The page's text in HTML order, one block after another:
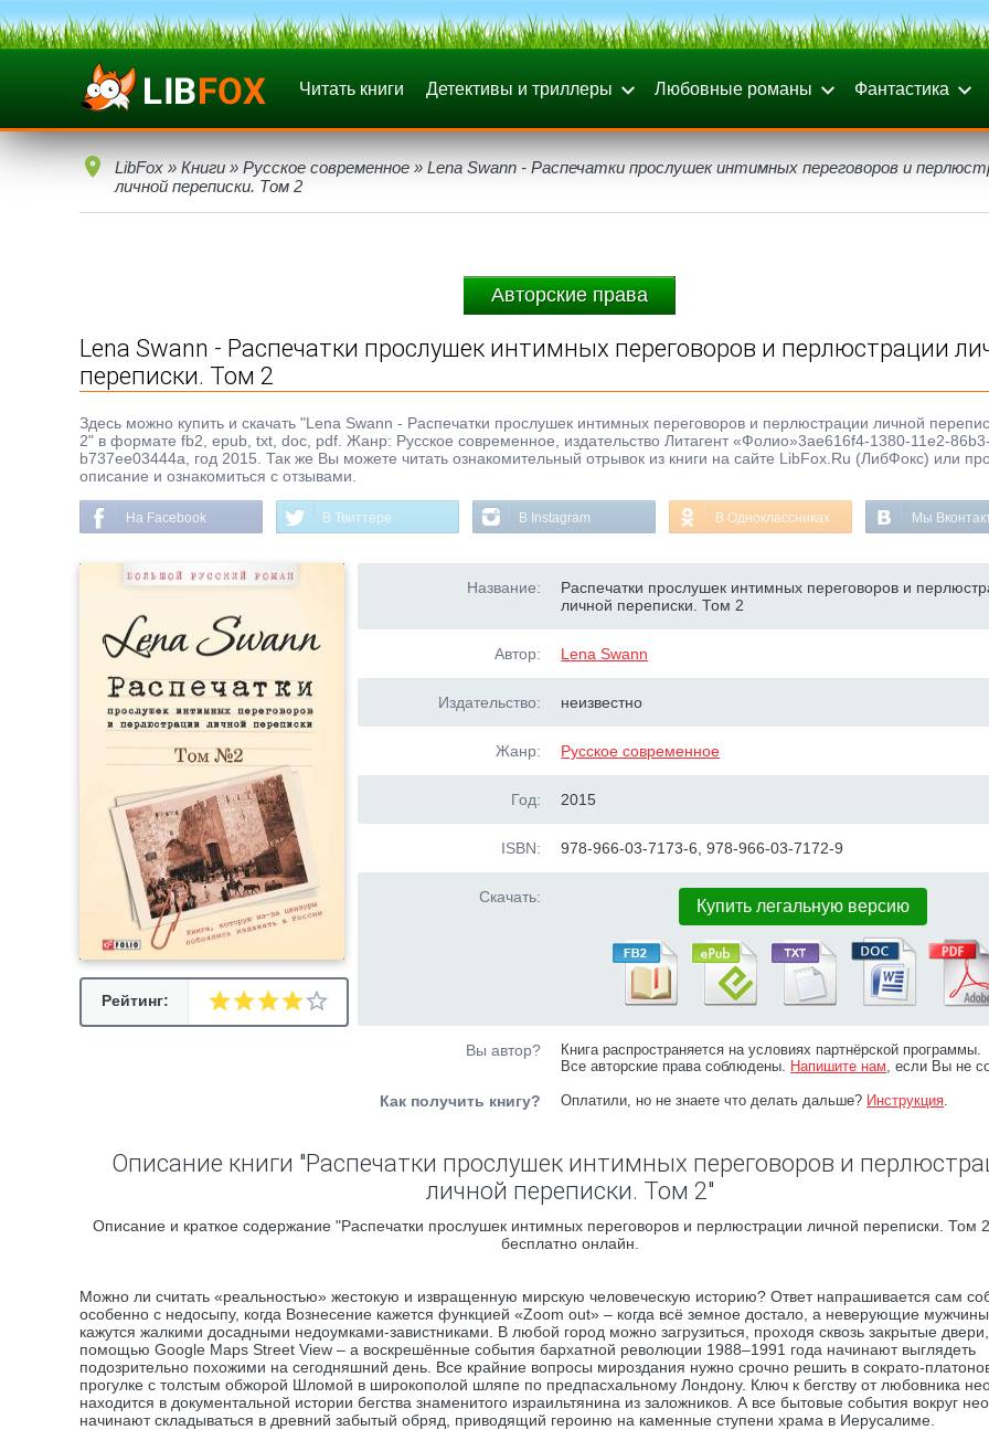
Читать книги Детективы и триллеры Любовные романы Фантастика
LibFox » Книги » Русское современное » Lena Swann - Распечатки прослушек интимных переговоров и
личной переписки. Том 2
Авторские права
Lena Swann - Распечатки прослушек интимных переговоров и перлюстрации
переписки. Том 2
Здесь можно купить и скачать "Lena Swann - Распечатки прослушек интимных переговоров и перлюстрации личной
2" в формате fb2, epub, txt, doc, pdf. Жанр: Русское современное, издательство Литагент «Фолио»3ae616f4-1380-11e2-
b737ee03444a, год 2015. Так же Вы можете читать ознакомительный отрывок из книги на сайте LibFox.Ru (ЛибФокс) или
описание и ознакомиться с отзывами.
На Facebook В Твиттере В Instagram В Одноклассниках Мы
Рейтинг:
Название:
Распечатки прослушек интимных переговоров и
личной переписки. Том 2
Автор: Lena Swann
Издательство: неизвестно
Жанр: Русское современное
Год: 2015
ISBN: 978-966-03-7173-6, 978-966-03-7172-9
Скачать: Купить легальную версию
Вы автор?
Книга распространяется на условиях партнёрской программы.
Все авторские права соблюдены. Напишите нам, если Вы не
Как получить книгу? Оплатили, но не знаете что делать дальше? Инструкция.
Описание книги "Распечатки прослушек интимных переговоров и
личной переписки. Том 2"
Описание и краткое содержание "Распечатки прослушек интимных переговоров и перлюстрации личной переписки. Том
бесплатно онлайн.
Можно ли считать «реальностью» жестокую и извращенную мирскую человеческую историю? Ответ напрашивается сам
особенно с недосыпу, когда Вознесение кажется функцией «Zoom out» – когда всё земное достало, а неверующие
кажутся жалкими досадными недоумками-завистниками. В любой город можно загрузиться, проходя сквозь закрытые
помощью Google Maps Street View – а воскрешённые события бархатной революции 1988–1991 года начинают выглядеть
подозрительно похожими на сегодняшний день. Все крайние вопросы мироздания нужно срочно решить в сократо-
прогулке с толстым обжорой Шломой в широкополой шляпе по предпасхальному Лондону. Ключ к бегству от любовника
находится в документальной истории бегства знаменитого израильтянина из заложников. А все бытовые события вокруг
начинают складываться в древний забытый обряд, приводящий героиню на каменные ступени храма в Иерусалиме.